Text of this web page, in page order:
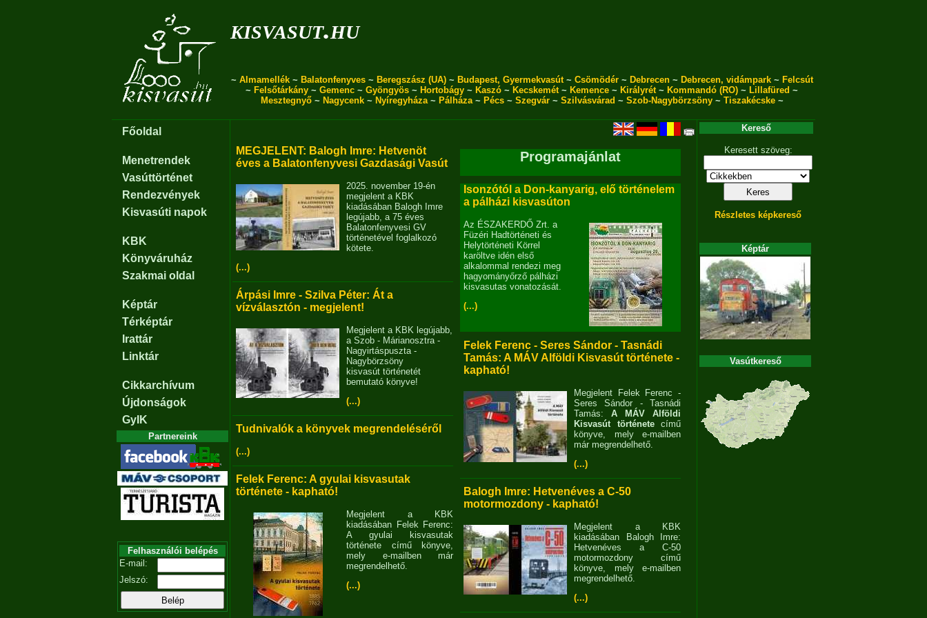
kisvasut.hu
~ Almamellék~ Balatonfenyves~ Beregszász (UA)~ Budapest, Gyermekvasút~ Csömödér~ Debrecen~ Debrecen, vidámpark~ Felcsút
~ Felsőtárkány ~ Gemenc ~ Gyöngyös ~ Hortobágy ~ Kaszó ~ Kecskemét~ Kemence ~ Királyrét~ Kommandó (RO) ~ Lillafüred ~
Mesztegnyő~ Nagycenk~ Nyíregyháza~ Pálháza~ Pécs~ Szegvár~ Szilvásvárad ~ Szob-Nagybörzsöny~ Tiszakécske~
Főoldal
Menetrendek
Vasúttörténet
Rendezvények
Kisvasúti napok
KBK
Könyváruház
Szakmai oldal
Képtár
Térképtár
Irattár
Linktár
Cikkarchívum
Újdonságok
GyIK
Partnereink
Felhasználói belépés
E-mail:
Jelszó:
MEGJELENT: Balogh Imre: Hetvenöt
éves a Balatonfenyvesi Gazdasági Vasút
2025. november 19-én
megjelent a KBK
kiadásában Balogh Imre
legújabb, a 75 éves
Balatonfenyvesi GV
történetével foglalkozó
kötete.
(...)
Árpási Imre - Szilva Péter: Át a
vízválasztón - megjelent!
Megjelent a KBK legújabb,
a Szob - Márianosztra -
Nagyirtáspuszta -
Nagybörzsöny
kisvasút történetét
bemutató könyve!
(...)
Tudnivalók a könyvek megrendeléséről
(...)
Felek Ferenc: A gyulai kisvasutak
története - kapható!
Megjelent a KBK
kiadásában Felek Ferenc:
A gyulai kisvasutak
története című könyve,
mely e-mailben már
megrendelhető.
(...)
Programajánlat
Isonzótól a Don-kanyarig, elő történelem
a pálházi kisvasúton
Az ÉSZAKERDŐ Zrt. a
Füzéri Hadtörténeti és
Helytörténeti Körrel
karöltve idén első
alkalommal rendezi meg
hagyományőrző pálházi
kisvasutas vonatozását.
(...)
Felek Ferenc - Seres Sándor - Tasnádi
Tamás: A MÁV Alföldi Kisvasút története -
kapható!
Megjelent Felek Ferenc -
Seres Sándor - Tasnádi
Tamás: A MÁV Alföldi
Kisvasút története című
könyve, mely e-mailben
már megrendelhető.
(...)
Balogh Imre: Hetvenéves a C-50
motormozdony - kapható!
Megjelent a KBK
kiadásában Balogh Imre:
Hetvenéves a C-50
motormozdony című
könyve, mely e-mailben
megrendelhető.
(...)
Kereső
Keresett szöveg:
Részletes képkereső
Képtár
Vasútkereső